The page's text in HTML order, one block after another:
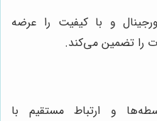
و با کیفیت را عرضه
را تضمین می‌کند.
و ارتباط مستقیم با